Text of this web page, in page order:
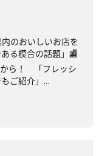
のおいしいお店を
る模合の話題」🏬
ら！ 「フレッシ
ご紹介」...